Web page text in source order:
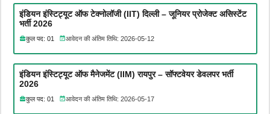
इंडियन इंस्टिट्यूट ऑफ टेक्नोलॉजी (IIT) दिल्ली – जूनियर प्रोजेक्ट असिस्टेंट
भर्ती 2026
कुल पद: 01 आवेदन की अंतिम तिथि: 2026-05-12
इंडियन इंस्टिट्यूट ऑफ मैनेजमेंट (IIM) रायपुर – सॉफ्टवेयर डेवलपर भर्ती
2026
कुल पद: 01 आवेदन की अंतिम तिथि: 2026-05-17